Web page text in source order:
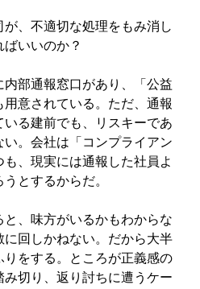
、不適切な処理をもみ消し
いいのか？
部通報窓口があり、「公益
意されている。ただ、通報
る建前でも、リスキーであ
い。会社は「コンプライアン
も、現実には通報した社員よ
とするからだ。
、味方がいるかもわからな
に回しかねない。だから大半
りをする。ところが正義感の
切り、返り討ちに遭うケー